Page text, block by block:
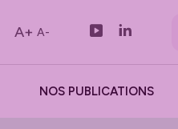
A+ A-
NOS PUBLICATIONS